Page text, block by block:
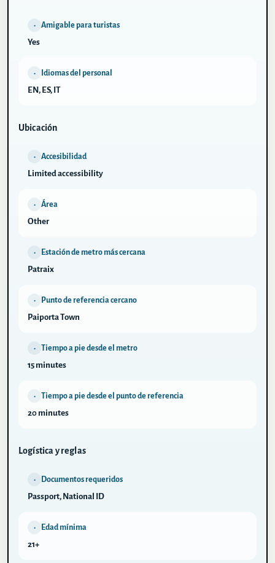
• Amigable para turistas
Yes
• Idiomas del personal
EN, ES, IT
Ubicación
• Accesibilidad
Limited accessibility
• Área
Other
• Estación de metro más cercana
Patraix
• Punto de referencia cercano
Paiporta Town
• Tiempo a pie desde el metro
15 minutes
• Tiempo a pie desde el punto de referencia
20 minutes
Logística y reglas
• Documentos requeridos
Passport, National ID
• Edad mínima
21+